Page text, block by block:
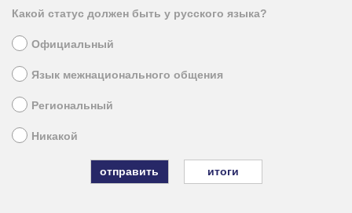
Какой статус должен быть у русского языка?
Официальный
Язык межнационального общения
Региональный
Никакой
итоги